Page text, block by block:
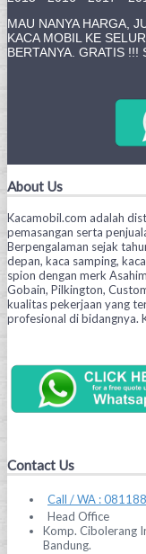
MAU NANYA HARGA,
KACA MOBIL KE
BERTANYA. GRATIS !!!
About Us
Kacamobil.com adalah
pemasangan serta
Berpengalaman sejak
depan, kaca samping,
spion dengan merk
Gobain, Pilkington,
kualitas pekerjaan yang
profesional di bidangnya.
Contact Us
Call / WA :
Head Office
Komp. Cibolerang
Bandung.